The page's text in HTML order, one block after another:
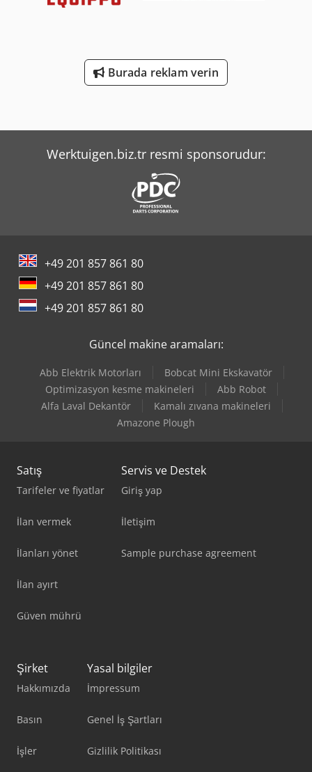
Burada reklam verin
Werktuigen.biz.tr resmi sponsorudur:
+49 201 857 861 80
+49 201 857 861 80
+49 201 857 861 80
Güncel makine aramaları:
Abb Elektrik Motorları
Bobcat Mini Ekskavatör
Optimizasyon kesme makineleri
Abb Robot
Alfa Laval Dekantör
Kamalı zıvana makineleri
Amazone Plough
Satış
Tarifeler ve fiyatlar
İlan vermek
İlanları yönet
İlan ayırt
Güven mührü
Servis ve Destek
Giriş yap
İletişim
Sample purchase agreement
Şirket
Hakkımızda
Basın
İşler
Yasal bilgiler
İmpressum
Genel İş Şartları
Gizlilik Politikası